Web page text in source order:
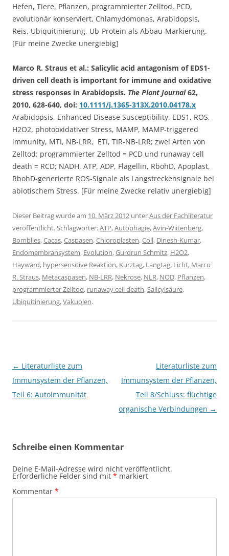
Hefen, Tiere, Pflanzen, programmierter Zelltod, PCD,
evolutionär konserviert, Chlamydomonas, Arabidopsis,
Reis, Ubiquitinierung, Ub-Protein als Abbau-Markierung.
[Für meine Zwecke unergiebig]
Marco R. Straus et al.: Salicylic acid antagonism of EDS1-
driven cell death is important for immune and oxidative
stress responses in Arabidopsis. The Plant Journal62,
2010, 628-640, doi: 10.1111/j.1365-313X.2010.04178.x
Arabidopsis, Enhanced Disease Susceptibility, EDS1, ROS,
H2O2, photooxidativer Stress, MAMP, MAMP-triggered
immunity, MTI, NB-LRR, ETI, TIR-NB-LRR; zwei Arten von
Zelltod: programmierter Zelltod = PCD und runaway cell
death = RCD; NADH, ATP, ADP, Flagellin, RbohD, Apoplast,
RbohD-generierte ROS-Signale als Langstreckensignale bei
abiotischem Stress. [Für meine Zwecke relativ unergiebig]
Dieser Beitrag wurde am 10. März 2012 unterAus der Fachliteratur
veröffentlicht. Schlagwörter:ATP,Autophagie,Avin-Wiitenberg,
Bomblies,Cacas,Caspasen,Chloroplasten,Coll, Dinesh-Kumar,
Endomembransystem, Evolution,Gurdrun Schmitz, H2O2,
Hayward, hypersensitive Reaktion, Kurztag, Langtag, Licht, Marco
R. Straus, Metacaspasen, NB-LRR, Nekrose, NLR, NOD, Pflanzen,
programmierter Zelltod, runaway cell death,Salicylsäure,
Ubiquitinierung,Vakuolen.
Beitragsnavigation
← Literaturliste zum
Immunsystem der Pflanzen,
Teil 6: Autoimmunität
Literaturliste zum
Immunsystem der Pflanzen,
Teil 8/Schluss: flüchtige
organische Verbindungen →
Schreibe einen Kommentar
Deine E-Mail-Adresse wird nicht veröffentlicht.
Erforderliche Felder sind mit * markiert
Kommentar *